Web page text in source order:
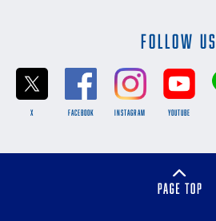
FOLLOW US
X FACEBOOK INSTAGRAM YOUTUBE